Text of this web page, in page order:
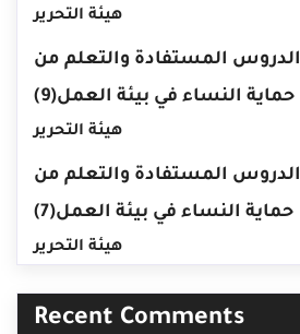
هيئة التحرير
الدروس المستفادة والتعلم من
حماية النساء في بيئة العمل(9)
هيئة التحرير
الدروس المستفادة والتعلم من
حماية النساء في بيئة العمل(7)
هيئة التحرير
Recent Comments